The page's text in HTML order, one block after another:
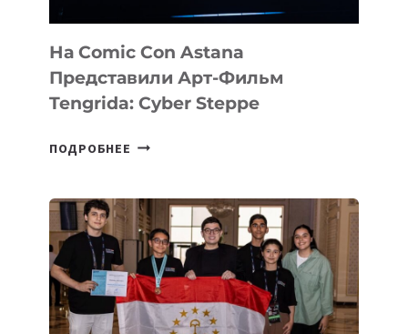
На Comic Con Astana
Представили Арт-Фильм
Tengrida: Cyber Steppe
ПОДРОБНЕЕ НА
ASTANA
ПРЕДСТАВИЛИ
АРТ-
ФИЛЬМ
TENGRIDA:
CYBER